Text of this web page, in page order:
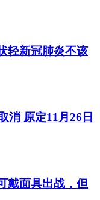
轻新冠肺炎不该
消 原定11月26日
戴面具出战，但